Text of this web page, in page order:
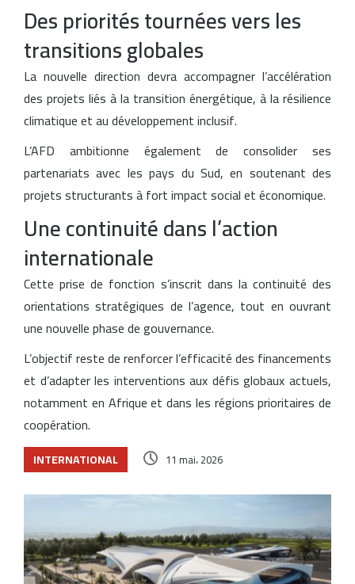
Des priorités tournées vers les
transitions globales
La nouvelle direction devra accompagner l’accélération
des projets liés à la transition énergétique, à la résilience
climatique et au développement inclusif.
L’AFD ambitionne également de consolider ses
partenariats avec les pays du Sud, en soutenant des
projets structurants à fort impact social et économique.
Une continuité dans l’action
internationale
Cette prise de fonction s’inscrit dans la continuité des
orientations stratégiques de l’agence, tout en ouvrant
une nouvelle phase de gouvernance.
L’objectif reste de renforcer l’efficacité des financements
et d’adapter les interventions aux défis globaux actuels,
notamment en Afrique et dans les régions prioritaires de
coopération.
INTERNATIONAL 11 mai، 2026
Articles similaires